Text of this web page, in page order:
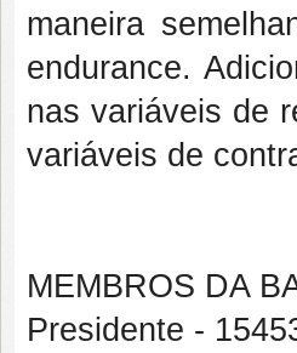
maneira
endurance.
nas variáveis de
variáveis de
MEMBROS DA
Presidente -